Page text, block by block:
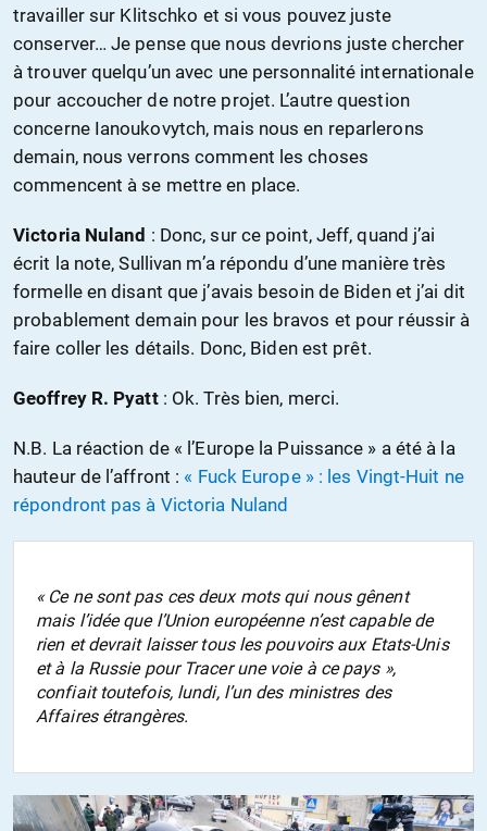
travailler sur Klitschko et si vous pouvez juste
conserver… Je pense que nous devrions juste chercher
à trouver quelqu’un avec une personnalité internationale
pour accoucher de notre projet. L’autre question
concerne Ianoukovytch, mais nous en reparlerons
demain, nous verrons comment les choses
commencent à se mettre en place.
Victoria Nuland : Donc, sur ce point, Jeff, quand j’ai
écrit la note, Sullivan m’a répondu d’une manière très
formelle en disant que j’avais besoin de Biden et j’ai dit
probablement demain pour les bravos et pour réussir à
faire coller les détails. Donc, Biden est prêt.
Geoffrey R. Pyatt: Ok. Très bien, merci.
N.B. La réaction de « l’Europe la Puissance » a été à la
hauteur de l’affront : « Fuck Europe » : les Vingt-Huit ne
répondront pas à Victoria Nuland
« Ce ne sont pas ces deux mots qui nous gênent
mais l’idée que l’Union européenne n’est capable de
rien et devrait laisser tous les pouvoirs aux Etats-Unis
et à la Russiepour Tracerune voie à ce pays »,
confiait toutefois, lundi, l’un des ministres des
Affaires étrangères.